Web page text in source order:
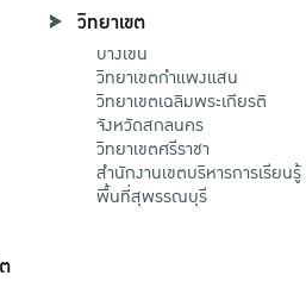
วิทยาเขต
บางเขน
วิทยาเขตกําแพงแสน
วิทยาเขตเฉลิมพระเกียรติ
จังหวัดสกลนคร
วิทยาเขตศรีราชา
สำนักงานเขตบริหารการเรียนรู้
พื้นที่สุพรรณบุรี